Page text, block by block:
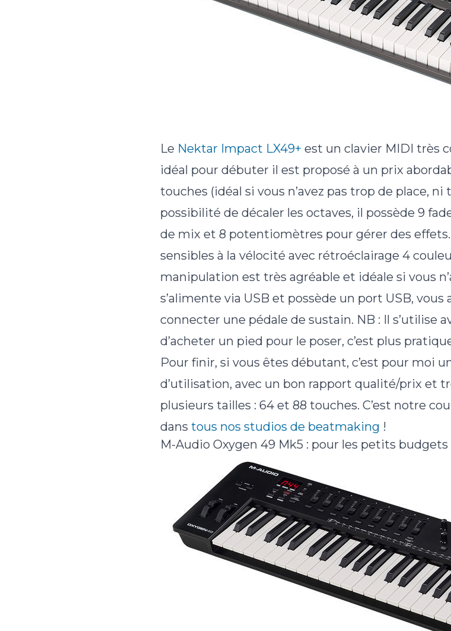
Le Nektar Impact LX49+ est un clavier MIDI très
idéal pour débuter il est proposé à un prix
touches (idéal si vous n’avez pas trop de place,
possibilité de décaler les octaves, il possède 9
de mix et 8 potentiomètres pour gérer des
sensibles à la vélocité avec rétroéclairage 4
manipulation est très agréable et idéale si vous
s’alimente via USB et possède un port USB,
connecter une pédale de sustain. NB : Il s’utilise
d’acheter un pied pour le poser, c’est plus
Pour finir, si vous êtes débutant, c’est pour moi
d’utilisation, avec un bon rapport qualité/prix et
plusieurs tailles : 64 et 88 touches. C’est notre
dans tous nos studios de beatmaking !
M-Audio Oxygen 49 Mk5 : pour les petits budgets